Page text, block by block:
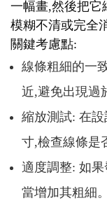
一幅畫,然後把它
模糊不清或完全
關鍵考慮點:
線條粗細的一
近,避免出現過
縮放測試: 在
寸,檢查線條是
適度調整: 如
當增加其粗細。